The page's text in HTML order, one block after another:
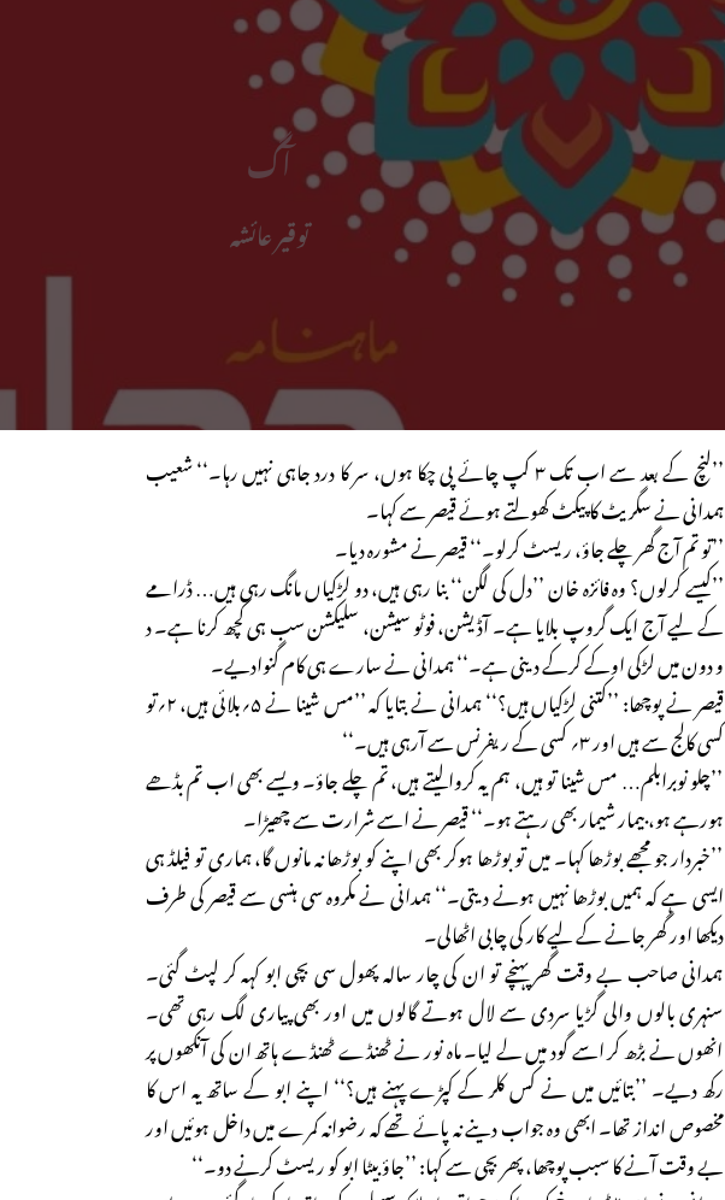
آگ
توقیر عائشہ
’’لنچ کے بعد سے اب تک ۳ کپ چائے پی چکا ہوں، سر کا درد جاہی نہیں رہا۔‘‘ شعیب
ہمدانی نے سگریٹ کا پیکٹ کھولتے ہوئے قیصر سے کہا۔
’’تو تم آج گھر چلے جاؤ، ریسٹ کرلو۔‘‘ قیصر نے مشورہ دیا۔
’’کیسے کرلوں؟ وہ فائزہ خان ’’دل کی لگن‘‘ بنا رہی ہیں، دو لڑکیاں مانگ رہی ہیں… ڈرامے
کے لیے آج ایک گروپ بلایا ہے۔ آڈیشن، فوٹو سیشن، سلیکشن سب ہی کچھ کرنا ہے۔ د
و دون میں لڑکی اوکے کرکے دینی ہے۔‘‘ ہمدانی نے سارے ہی کام گنوادیے۔
قیصر نے پوچھا: ’’کتنی لڑکیاں ہیں؟‘‘ ہمدانی نے بتایا کہ ’’مس شینا نے ۵؍بلائی ہیں، ۲؍تو
کسی کالج سے ہیں اور ۳؍ کسی کے ریفرنس سے آرہی ہیں۔‘‘
’’چلو نوبرابلم… مس شینا تو ہیں، ہم یہ کروالیتے ہیں، تم چلے جاؤ۔ ویسے بھی اب تم بڈھے
ہورہے ہو، بیمار شیمار بھی رہتے ہو۔‘‘ قیصر نے اسے شرارت سے چھیڑا۔
’’خبردار جو مجھے بوڑھا کہا۔ میں تو بوڑھا ہوکر بھی اپنے کو بوڑھا نہ مانوں گا، ہماری تو فیلڈ ہی
ایسی ہے کہ ہمیں بوڑھا نہیں ہونے دیتی۔‘‘ ہمدانی نے مکروہ سی ہنسی سے قیصر کی طرف
دیکھا اور گھر جانے کے لیے کار کی چابی اٹھالی۔
ہمدانی صاحب بے وقت گھر پہنچے تو ان کی چار سالہ پھول سی بچی ابو کہہ کر لپٹ گئی۔
سنہری بالوں والی گڑیا سردی سے لال ہوتے گالوں میں اور بھی پیاری لگ رہی تھی۔
انھوں نے بڑھ کر اسے گود میں لے لیا۔ ماہ نور نے ٹھنڈے ٹھنڈے ہاتھ ان کی آنکھوں پر
رکھ دیے۔ ’’بتائیں میں نے کس کلر کے کپڑے پہنے ہیں؟‘‘ اپنے ابو کے ساتھ یہ اس کا
مخصوص انداز تھا۔ ابھی وہ جواب دینے نہ پائے تھے کہ رضوانہ کمرے میں داخل ہوئیں اور
بے وقت آنے کا سبب پوچھا، پھر بچی سے کہا: ’’جاؤ بیٹا ابو کو ریسٹ کرنے دو۔‘‘